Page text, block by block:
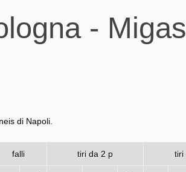
-
di Napoli.
falli tiri da 2 p tiri